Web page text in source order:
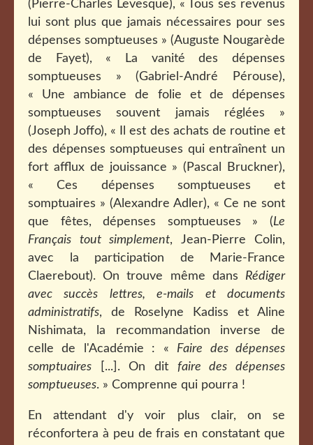
(Pierre-Charles Levesque), « Tous ses revenus
lui sont plus que jamais nécessaires pour ses
dépenses somptueuses » (Auguste Nougarède
de Fayet), « La vanité des dépenses
somptueuses » (Gabriel-André Pérouse),
« Une ambiance de folie et de dépenses
somptueuses souvent jamais réglées »
(Joseph Joffo), « Il est des achats de routine et
des dépenses somptueuses qui entraînent un
fort afflux de jouissance » (Pascal Bruckner),
« Ces dépenses somptueuses et
somptuaires » (Alexandre Adler), « Ce ne sont
que fêtes, dépenses somptueuses » (Le
Français tout simplement, Jean-Pierre Colin,
avec la participation de Marie-France
Claerebout). On trouve même dans Rédiger
avec succès lettres, e-mails et documents
administratifs, de Roselyne Kadiss et Aline
Nishimata, la recommandation inverse de
celle de l'Académie : « Faire des dépenses
somptuaires [...]. On dit faire des dépenses
somptueuses. » Comprenne qui pourra !
En attendant d'y voir plus clair, on se
réconfortera à peu de frais en constatant que